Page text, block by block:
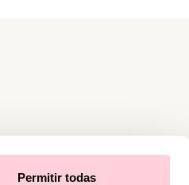
Permitir todas